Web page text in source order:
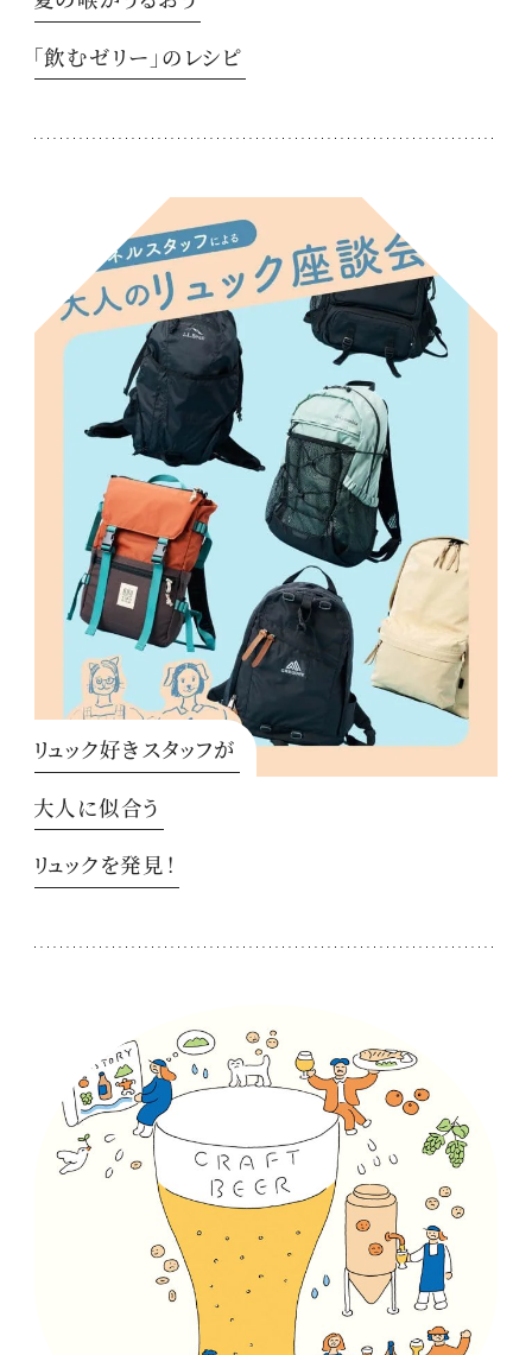
「飲むゼリー」のレシピ
リュック好きスタッフが
大人に似合う
リュックを発見！